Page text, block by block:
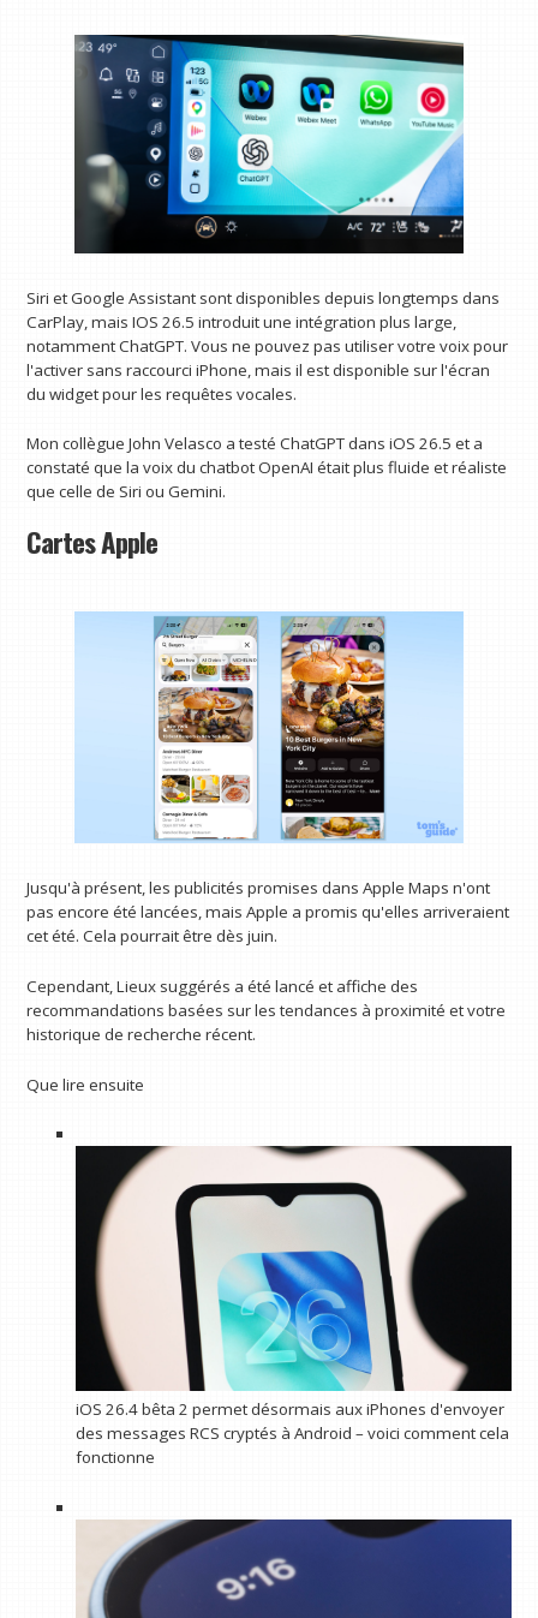
Siri et Google Assistant sont disponibles depuis longtemps dans
CarPlay, mais IOS 26.5 introduit une intégration plus large,
notamment ChatGPT. Vous ne pouvez pas utiliser votre voix pour
l'activer sans raccourci iPhone, mais il est disponible sur l'écran
du widget pour les requêtes vocales.
Mon collègue John Velasco a testé ChatGPT dans iOS 26.5 et a
constaté que la voix du chatbot OpenAI était plus fluide et réaliste
que celle de Siri ou Gemini.
Cartes Apple
Jusqu'à présent, les publicités promises dans Apple Maps n'ont
pas encore été lancées, mais Apple a promis qu'elles arriveraient
cet été. Cela pourrait être dès juin.
Cependant, Lieux suggérés a été lancé et affiche des
recommandations basées sur les tendances à proximité et votre
historique de recherche récent.
Que lire ensuite
iOS 26.4 bêta 2 permet désormais aux iPhones d'envoyer
des messages RCS cryptés à Android – voici comment cela
fonctionne